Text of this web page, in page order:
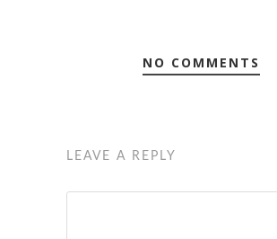
NO COMMENTS
LEAVE A REPLY